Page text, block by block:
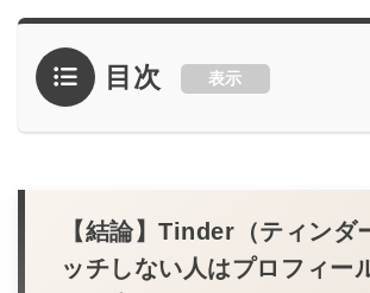
出会いのテーマにした事業を展開
多様な出会いの形を創出し、誰もが
クスタンド
目次 表示
【結論】Tinder（ティンダ
ッチしない人はプロフィー